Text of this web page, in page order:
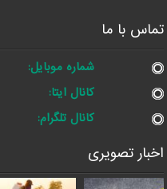
تماس با ما
شماره موبایل:
کانال ایتا:
کانال تلگرام:
اخبار تصویری